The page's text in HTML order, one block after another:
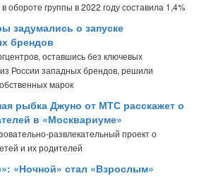
обороте группы в 2022 году составила 1,4%
задумались о запуске
брендов
оставшись без ключевых
России западных брендов, решили
марок
рыбка Джуно от МТС расскажет о
в «Москвариуме»
развлекательный проект о
и их родителей
«Ночной» стал «Взрослым»